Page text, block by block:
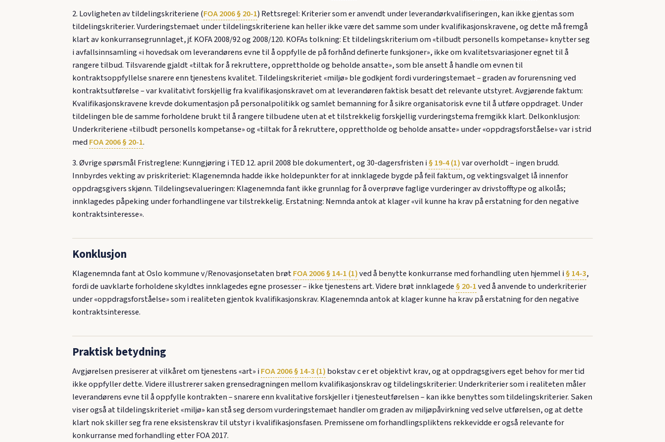
2. Lovligheten av tildelingskriteriene (FOA 2006 § 20-1) Rettsregel: Kriterier som er anvendt under leverandørkvalifiseringen, kan ikke gjentas som
tildelingskriterier. Vurderingstemaet under tildelingskriteriene kan heller ikke være det samme som under kvalifikasjonskravene, og dette må fremgå
klart av konkurransegrunnlaget, jf. KOFA 2008/92 og 2008/120. KOFAs tolkning: Et tildelingskriterium om «tilbudt personells kompetanse» knytter seg
i avfallsinnsamling «i hovedsak om leverandørens evne til å oppfylle de på forhånd definerte funksjoner», ikke om kvalitetsvariasjoner egnet til å
rangere tilbud. Tilsvarende gjaldt «tiltak for å rekruttere, opprettholde og beholde ansatte», som ble ansett å handle om evnen til
kontraktsoppfyllelse snarere enn tjenestens kvalitet. Tildelingskriteriet «miljø» ble godkjent fordi vurderingstemaet – graden av forurensning ved
kontraktsutførelse – var kvalitativt forskjellig fra kvalifikasjonskravet om at leverandøren faktisk besatt det relevante utstyret. Avgjørende faktum:
Kvalifikasjonskravene krevde dokumentasjon på personalpolitikk og samlet bemanning for å sikre organisatorisk evne til å utføre oppdraget. Under
tildelingen ble de samme forholdene brukt til å rangere tilbudene uten at et tilstrekkelig forskjellig vurderingstema fremgikk klart. Delkonklusjon:
Underkriteriene «tilbudt personells kompetanse» og «tiltak for å rekruttere, opprettholde og beholde ansatte» under «oppdragsforståelse» var i strid
medFOA 2006 § 20-1.
3. Øvrige spørsmål Fristreglene: Kunngjøring i TED 12. april 2008 ble dokumentert, og 30-dagersfristen i§ 19-4 (1)var overholdt – ingen brudd.
Innbyrdes vekting av priskriteriet: Klagenemnda hadde ikke holdepunkter for at innklagede bygde på feil faktum, og vektingsvalget lå innenfor
oppdragsgivers skjønn. Tildelingsevalueringen: Klagenemnda fant ikke grunnlag for å overprøve faglige vurderinger av drivstofftype og alkolås;
innklagedes påpeking under forhandlingene var tilstrekkelig. Erstatning: Nemnda antok at klager «vil kunne ha krav på erstatning for den negative
kontraktsinteresse».
Konklusjon
Klagenemnda fant at Oslo kommune v/Renovasjonsetaten brøtFOA 2006 § 14-1 (1)ved å benytte konkurranse med forhandling uten hjemmel i§ 14-3,
fordi de uavklarte forholdene skyldtes innklagedes egne prosesser – ikke tjenestens art. Videre brøt innklagede § 20-1ved å anvende to underkriterier
under «oppdragsforståelse» som i realiteten gjentok kvalifikasjonskrav. Klagenemnda antok at klager kunne ha krav på erstatning for den negative
kontraktsinteresse.
Praktisk betydning
Avgjørelsen presiserer at vilkåret om tjenestens «art» iFOA 2006 § 14-3 (1) bokstav c er et objektivt krav, og at oppdragsgivers eget behov for mer tid
ikke oppfyller dette. Videre illustrerer saken grensedragningen mellom kvalifikasjonskrav og tildelingskriterier: Underkriterier som i realiteten måler
leverandørens evne til å oppfylle kontrakten – snarere enn kvalitative forskjeller i tjenesteutførelsen – kan ikke benyttes som tildelingskriterier. Saken
viser også at tildelingskriteriet «miljø» kan stå seg dersom vurderingstemaet handler om graden av miljøpåvirkning ved selve utførelsen, og at dette
klart nok skiller seg fra rene eksistenskrav til utstyr i kvalifikasjonsfasen. Premissene om forhandlingspliktens rekkevidde er også relevante for
konkurranse med forhandling etter FOA 2017.